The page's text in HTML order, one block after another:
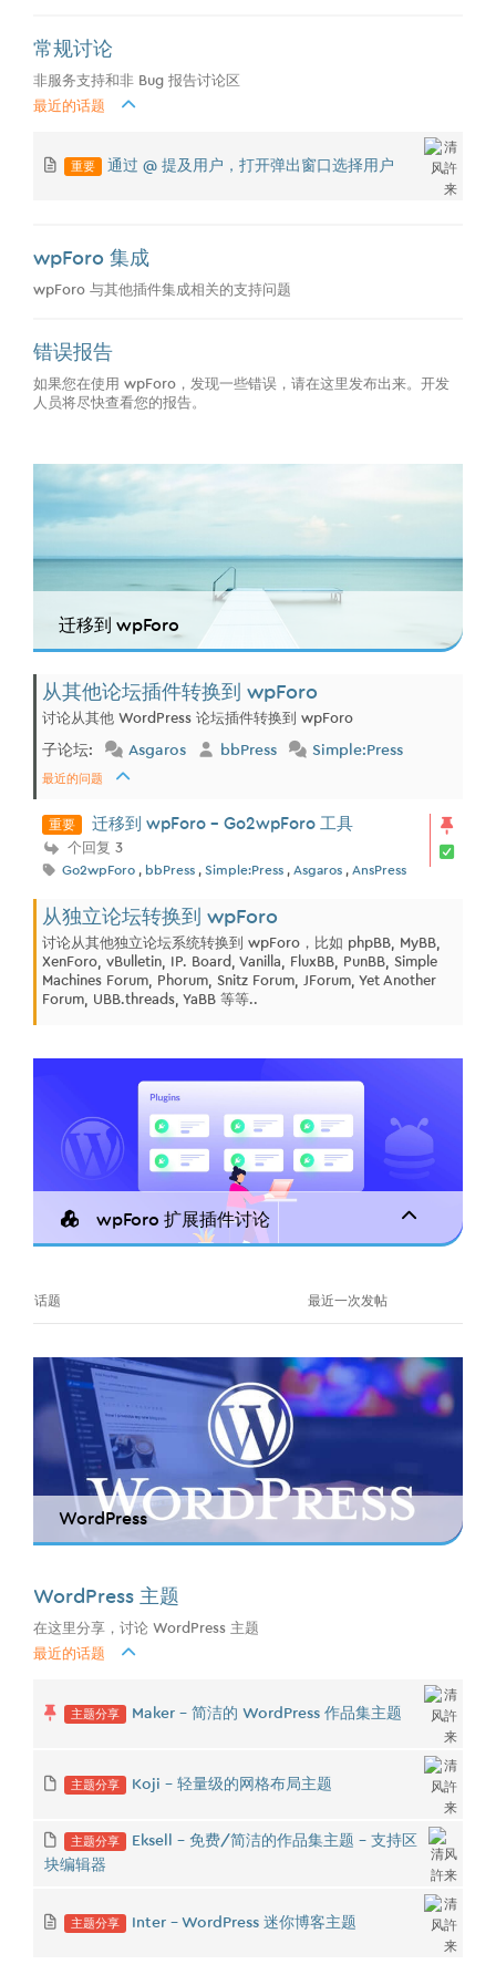
常规讨论
非服务支持和非 Bug 报告讨论区
最近的话题
重要 通过 @ 提及用户，打开弹出窗口选择用户
wpForo 集成
wpForo 与其他插件集成相关的支持问题
错误报告
如果您在使用 wpForo，发现一些错误，请在这里发布出来。开发
人员将尽快查看您的报告。
迁移到 wpForo
从其他论坛插件转换到 wpForo
讨论从其他 WordPress 论坛插件转换到 wpForo
子论坛: Asgaros bbPress Simple:Press
最近的问题
重要 迁移到 wpForo - Go2wpForo 工具
个回复 3
Go2wpForo , bbPress , Simple:Press , Asgaros , AnsPress
从独立论坛转换到 wpForo
讨论从其他独立论坛系统转换到 wpForo，比如 phpBB, MyBB,
XenForo, vBulletin, IP. Board, Vanilla, FluxBB, PunBB, Simple
Machines Forum, Phorum, Snitz Forum, JForum, Yet Another
Forum, UBB.threads, YaBB 等等..
wpForo 扩展插件讨论
话题 最近一次发帖
WordPress
WordPress 主题
在这里分享，讨论 WordPress 主题
最近的话题
主题分享 Maker - 简洁的 WordPress 作品集主题
主题分享 Koji - 轻量级的网格布局主题
主题分享
Eksell - 免费/简洁的作品集主题 - 支持区
块编辑器
主题分享 Inter - WordPress 迷你博客主题